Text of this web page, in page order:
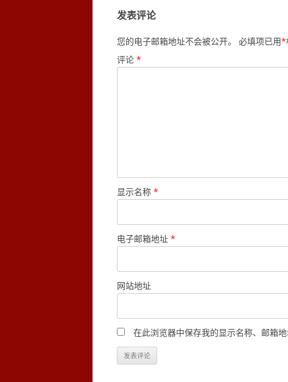
发表评论
您的电子邮箱地址不会被公开。 必填项已用*
评论 *
显示名称 *
电子邮箱地址 *
网站地址
在此浏览器中保存我的显示名称、邮箱